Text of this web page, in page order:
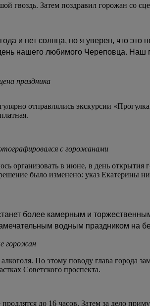
гвоздь. Затем поздравил горожан со
и нет солнца, но я уверен, что
нашего любимого Череповца.
праздника
отправлялись экскурсии
с горожанами
организовать в июне, в день открытия
было изменено: указ Екатерины
более камерным и
водным праздником на
горожан
По этому поводу глава города
Советского проспекта.
до 16 часов. Затем за дело